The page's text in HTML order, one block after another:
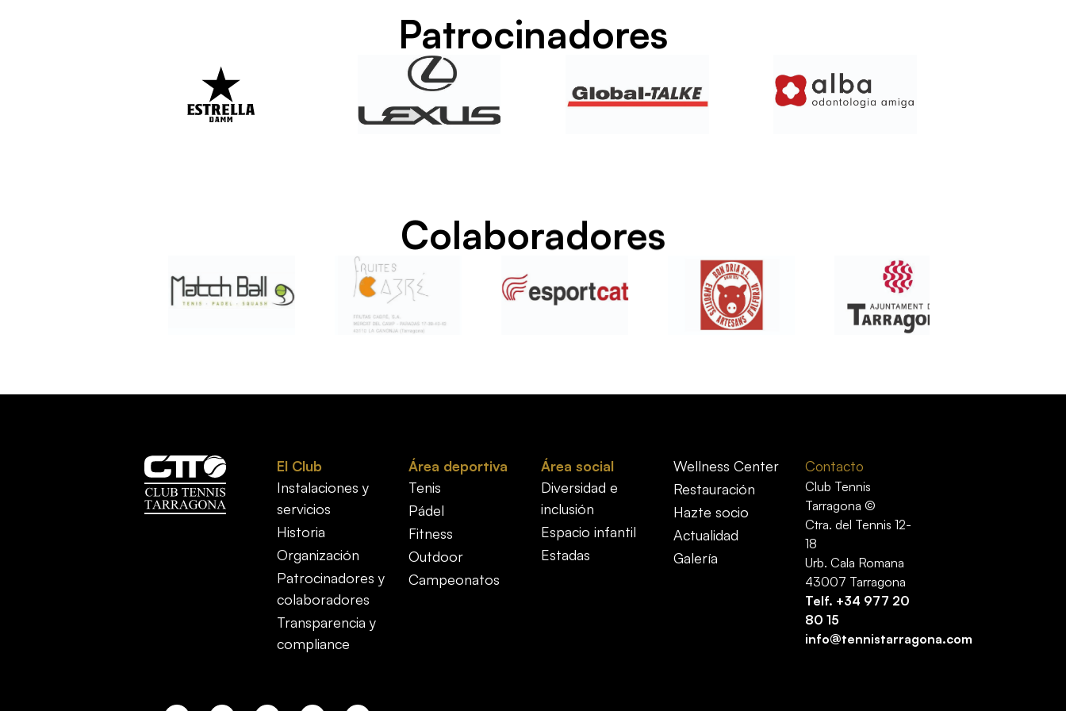
Patrocinadores
Colaboradores
El Club
Instalaciones y
servicios
Historia
Organización
Patrocinadores y
colaboradores
Transparencia y
compliance
Área deportiva
Tenis
Pádel
Fitness
Outdoor
Campeonatos
Área social
Diversidad e
inclusión
Espacio infantil
Estadas
Wellness Center
Restauración
Hazte socio
Actualidad
Galería
Contacto
Club Tennis
Tarragona ©
Ctra. del Tennis 12-
18
Urb. Cala Romana
43007 Tarragona
Telf. +34 977 20
80 15
info@tennistarragona.com